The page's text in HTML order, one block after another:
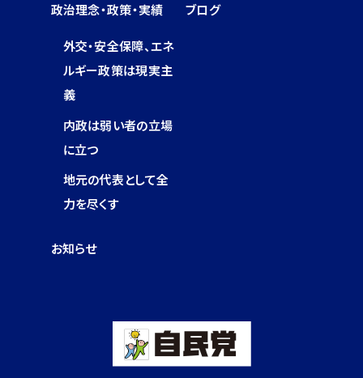
政治理念・政策・実績
外交・安全保障、エネ
ルギー政策は現実主
義
内政は弱い者の立場
に立つ
地元の代表として全
力を尽くす
ブログ
お知らせ